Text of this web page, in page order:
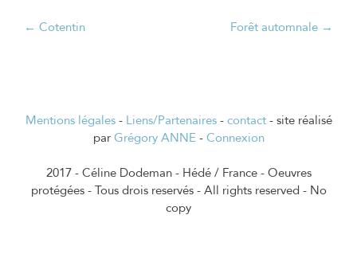
Navigation
← Cotentin Forêt automnale →
Mentions légales- Liens/Partenaires- contact- site réalisé
par Grégory ANNE- Connexion
2017 - Céline Dodeman - Hédé / France - Oeuvres
protégées - Tous drois reservés - All rights reserved - No
copy